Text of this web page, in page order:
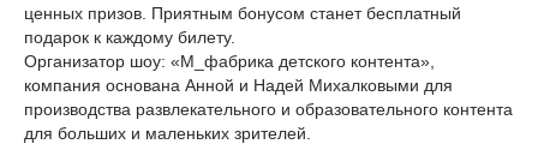
ценных призов. Приятным бонусом станет бесплатный
подарок к каждому билету.
Организатор шоу: «М_фабрика детского контента»,
компания основана Анной и Надей Михалковыми для
производства развлекательного и образовательного контента
для больших и маленьких зрителей.